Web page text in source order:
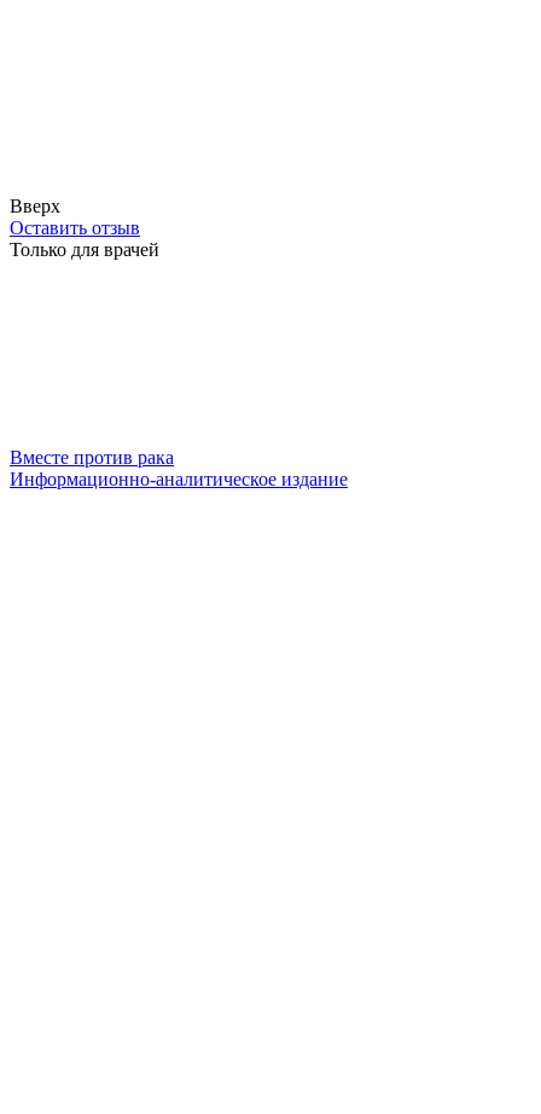
Вверх
Оставить отзыв
Только для врачей
Вместе против рака
Информационно-аналитическое издание